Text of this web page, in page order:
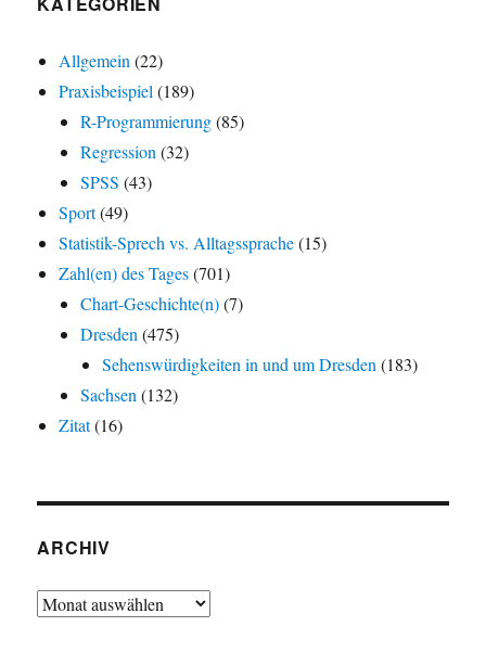
Allgemein (22)
Praxisbeispiel (189)
R-Programmierung(85)
Regression (32)
SPSS (43)
Sport(49)
Statistik-Sprech vs. Alltagssprache(15)
Zahl(en) des Tages(701)
Chart-Geschichte(n)(7)
Dresden (475)
Sehenswürdigkeiten in und um Dresden (183)
Sachsen (132)
Zitat(16)
ARCHIV
Archiv